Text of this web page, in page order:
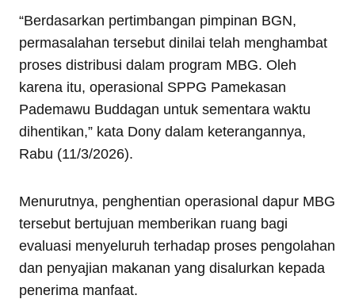
“Berdasarkan pertimbangan pimpinan BGN,
permasalahan tersebut dinilai telah menghambat
proses distribusi dalam program MBG. Oleh
karena itu, operasional SPPG Pamekasan
Pademawu Buddagan untuk sementara waktu
dihentikan,” kata Dony dalam keterangannya,
Rabu (11/3/2026).
Menurutnya, penghentian operasional dapur MBG
tersebut bertujuan memberikan ruang bagi
evaluasi menyeluruh terhadap proses pengolahan
dan penyajian makanan yang disalurkan kepada
penerima manfaat.